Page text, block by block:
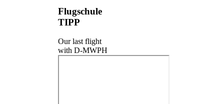
Flugschule
TIPP
Our last flight
with D-MWPH